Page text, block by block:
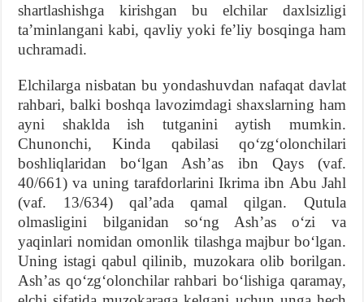
shartlashishga kirishgan bu elchilar daxlsizligi
ta’minlangani kabi, qavliy yoki fe’liy bosqinga ham
uchramadi.
Elchilarga nisbatan bu yondashuvdan nafaqat davlat
rahbari, balki boshqa lavozimdagi shaxslarning ham
ayni shaklda ish tutganini aytish mumkin.
Chunonchi, Kinda qabilasi qo‘zg‘olonchilari
boshliqlaridan bo‘lgan Ash’as ibn Qays (vaf.
40/661) va uning tarafdorlarini Ikrima ibn Abu Jahl
(vaf. 13/634) qal’ada qamal qilgan. Qutula
olmasligini bilganidan so‘ng Ash’as o‘zi va
yaqinlari nomidan omonlik tilashga majbur bo‘lgan.
Uning istagi qabul qilinib, muzokara olib borilgan.
Ash’as qo‘zg‘olonchilar rahbari bo‘lishiga qaramay,